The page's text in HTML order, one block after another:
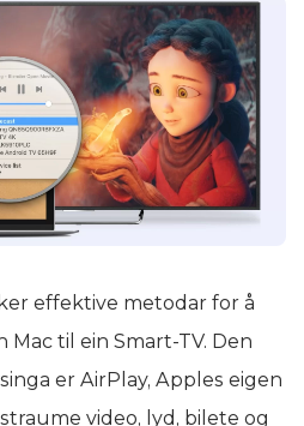
effektive metodar for å
til ein Smart-TV. Den
er AirPlay, Apples eigen
video, lyd, bilete og